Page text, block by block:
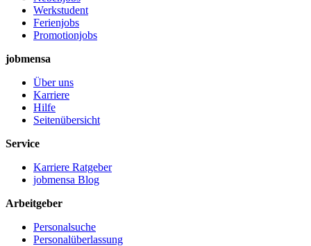
Werkstudent
Ferienjobs
Promotionjobs
jobmensa
Über uns
Karriere
Hilfe
Seitenübersicht
Service
Karriere Ratgeber
jobmensa Blog
Arbeitgeber
Personalsuche
Personalüberlassung